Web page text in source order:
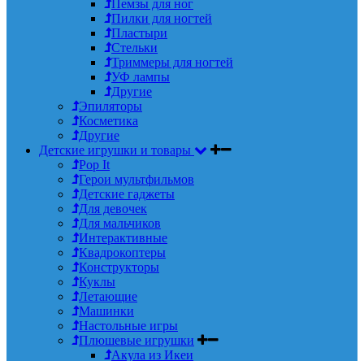
Пемзы для ног
Пилки для ногтей
Пластыри
Стельки
Триммеры для ногтей
УФ лампы
Другие
Эпиляторы
Косметика
Другие
Детские игрушки и товары
Pop It
Герои мультфильмов
Детские гаджеты
Для девочек
Для мальчиков
Интерактивные
Квадрокоптеры
Конструкторы
Куклы
Летающие
Машинки
Настольные игры
Плюшевые игрушки
Акула из Икеи